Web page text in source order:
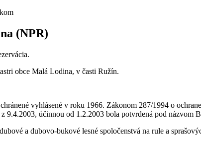
(NPR)
obce Malá Lodina, v časti Ružín.
vyhlásené v roku 1966. Zákonom 287/1994 o
9.4.2003, účinnou od 1.2.2003 bola potvrdená pod názvom
a dubovo-bukové lesné spoločenstvá na rule a